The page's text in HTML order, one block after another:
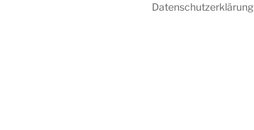
Datenschutzerklärung